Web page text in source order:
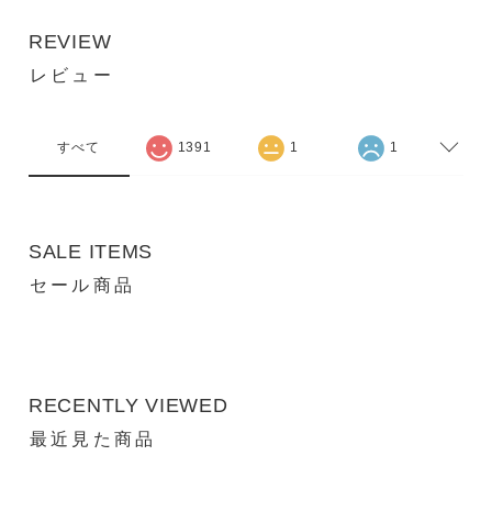
REVIEW
レビュー
すべて 1391 1 1
SALE ITEMS
セール商品
RECENTLY VIEWED
最近見た商品